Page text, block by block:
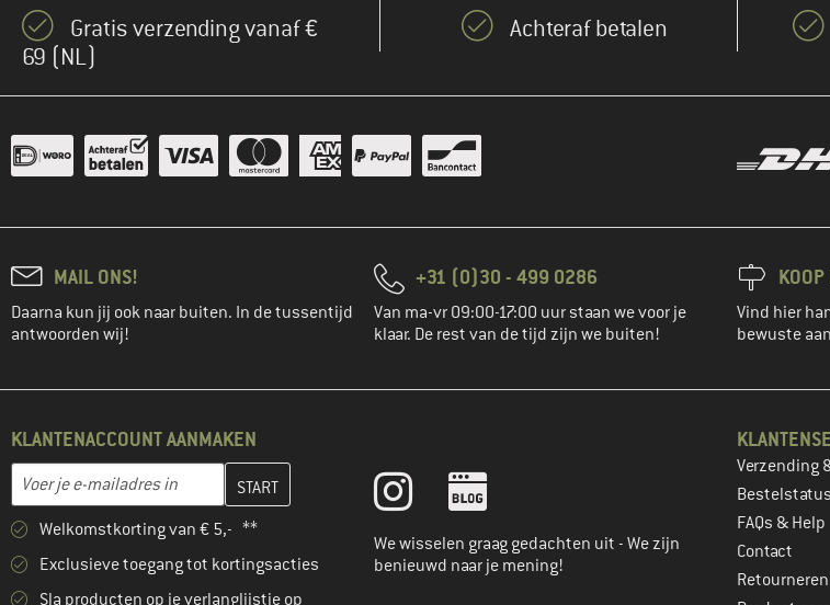
Gratis verzending vanaf €
69 (NL)
Achteraf betalen
MAIL ONS!
Daarna kun jij ook naar buiten. In de tussentijd
antwoorden wij!
+31 (0)30 - 499 0286
Van ma-vr 09:00-17:00 uur staan we voor je
klaar. De rest van de tijd zijn we buiten!
Vind hier
bewuste
KLANTENACCOUNT AANMAKEN
E-mailadres
Vul je e-mailadres hier in en maak in de volgende stap je klantenaccount aan
Welkomstkorting van € 5,- **
Exclusieve toegang tot kortingsacties
Sla producten op je verlanglijstje op
We wisselen graag gedachten uit - We zijn
benieuwd naar je mening!
Verzending
Bestelstatus
FAQs & Help
Contact
Retourneren